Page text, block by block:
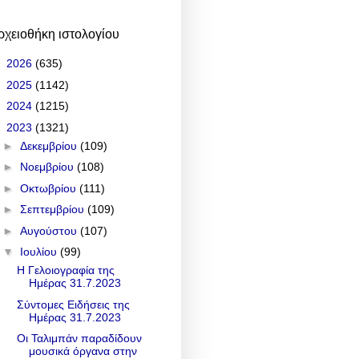
ιστολογίου
2026 (635)
2025 (1142)
2024 (1215)
2023 (1321)
► Δεκεμβρίου (109)
► Νοεμβρίου (108)
► Οκτωβρίου (111)
► Σεπτεμβρίου (109)
► Αυγούστου (107)
▼ Ιουλίου (99)
Η Γελοιογραφία της
Ημέρας 31.7.2023
Σύντομες Ειδήσεις της
Ημέρας 31.7.2023
Οι Ταλιμπάν παραδίδουν
μουσικά όργανα στην